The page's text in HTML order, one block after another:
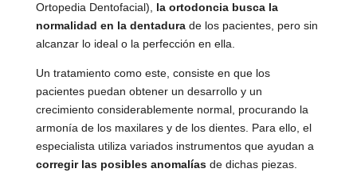
Ortopedia Dentofacial), la ortodoncia busca la
normalidad en la dentadurade los pacientes, pero sin
alcanzar lo ideal o la perfección en ella.
Un tratamiento como este, consiste en que los
pacientes puedan obtener un desarrollo y un
crecimiento considerablemente normal, procurando la
armonía de los maxilares y de los dientes. Para ello, el
especialista utiliza variados instrumentos que ayudan a
corregir las posibles anomalíasde dichas piezas.